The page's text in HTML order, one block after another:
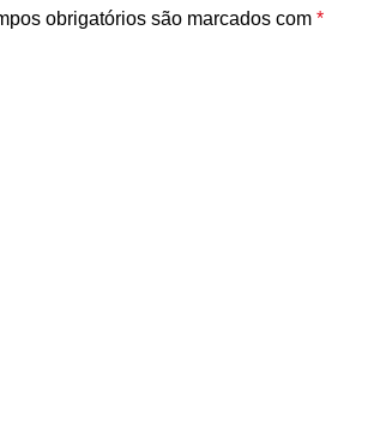
obrigatórios são marcados com *